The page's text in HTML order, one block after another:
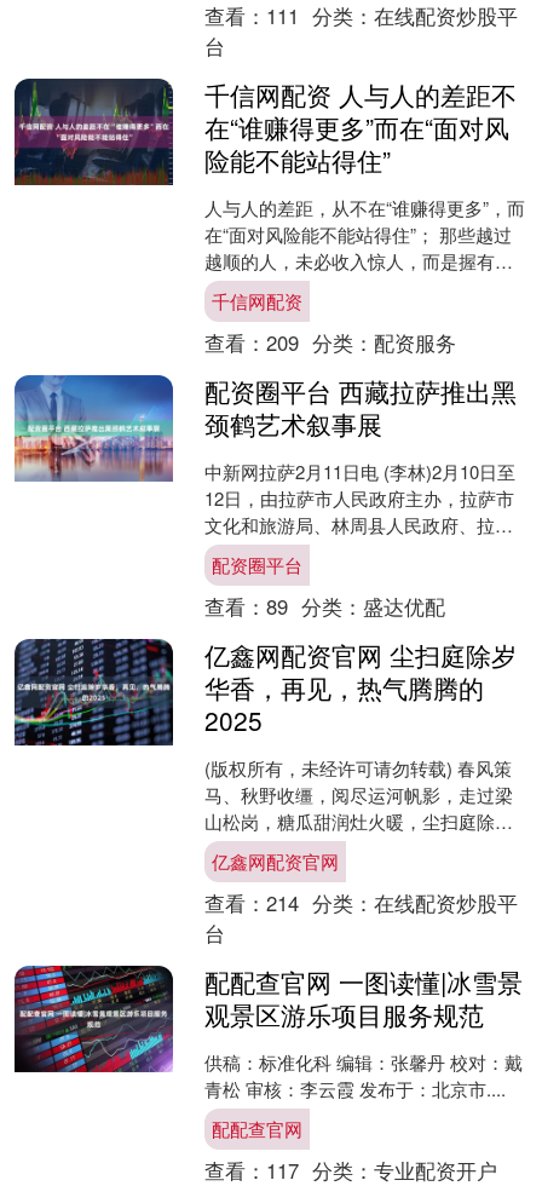
查看： 111 分类： 在线配资炒股平
台
千信网配资 人与人的差距不
在“谁赚得更多”而在“面对风
险能不能站得住”
人与人的差距，从不在“谁赚得更多”，而
在“面对风险能不能站得住”； 那些越过
越顺的人，未必收入惊人，而是握有关
键砝码——专属自己的“小生意”。 它可
能是下班后摆....
千信网配资
查看： 209 分类： 配资服务
配资圈平台 西藏拉萨推出黑
颈鹤艺术叙事展
中新网拉萨2月11日电 (李林)2月10日至
12日，由拉萨市人民政府主办，拉萨市
文化和旅游局、林周县人民政府、拉萨
市文学艺术界联合会承办的展览“羽翼之
下：黑颈鹤....
配资圈平台
查看： 89 分类： 盛达优配
亿鑫网配资官网 尘扫庭除岁
华香，再见，热气腾腾的
2025
(版权所有，未经许可请勿转载) 春风策
马、秋野收缰，阅尽运河帆影，走过梁
山松岗，糖瓜甜润灶火暖，尘扫庭除岁
华香，2026的钟声在时光里悠悠回荡。
我们期待新年，....
亿鑫网配资官网
查看： 214 分类： 在线配资炒股平
台
配配查官网 一图读懂|冰雪景
观景区游乐项目服务规范
供稿：标准化科 编辑：张馨丹 校对：戴
青松 审核：李云霞 发布于：北京市....
配配查官网
查看： 117 分类： 专业配资开户